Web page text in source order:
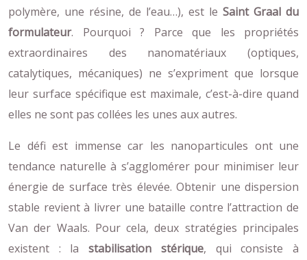
polymère, une résine, de l’eau…), est le Saint Graal du
formulateur. Pourquoi ? Parce que les propriétés
extraordinaires des nanomatériaux (optiques,
catalytiques, mécaniques) ne s’expriment que lorsque
leur surface spécifique est maximale, c’est-à-dire quand
elles ne sont pas collées les unes aux autres.
Le défi est immense car les nanoparticules ont une
tendance naturelle à s’agglomérer pour minimiser leur
énergie de surface très élevée. Obtenir une dispersion
stable revient à livrer une bataille contre l’attraction de
Van der Waals. Pour cela, deux stratégies principales
existent : lastabilisation stérique, qui consiste à